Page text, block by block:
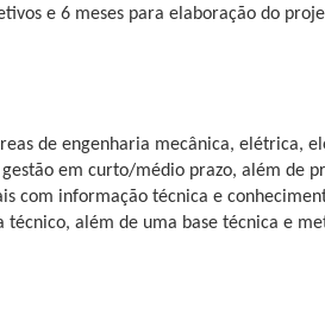
e 6 meses para elaboração do
de engenharia mecânica, elétrica,
em curto/médio prazo, além de
com informação técnica e
além de uma base técnica e